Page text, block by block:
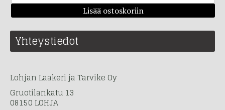
Yhteystiedot
Lohjan Laakeri ja Tarvike Oy
Gruotilankatu 13
08150 LOHJA